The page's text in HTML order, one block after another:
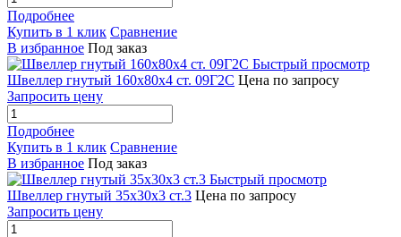
Подробнее
Купить в 1 клик Сравнение
В избранное Под заказ
Быстрый просмотр
Швеллер гнутый 160х80х4 ст. 09Г2С Цена по запросу
Запросить цену
Подробнее
Купить в 1 клик Сравнение
В избранное Под заказ
Быстрый просмотр
Швеллер гнутый 35х30х3 ст.3 Цена по запросу
Запросить цену